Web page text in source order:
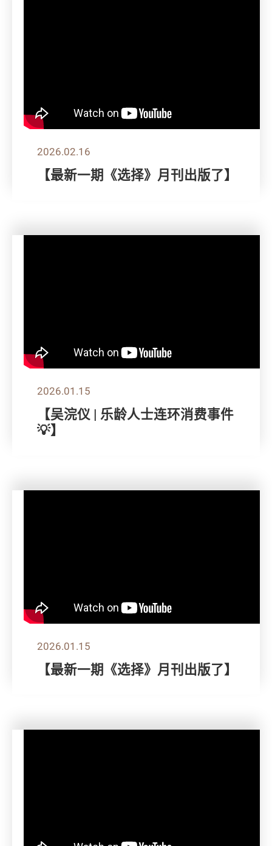
2026.02.16
【最新一期《选择》月刊出版了】
2026.01.15
【吴浣仪 | 乐龄人士连环消费事件
💡】
2026.01.15
【最新一期《选择》月刊出版了】